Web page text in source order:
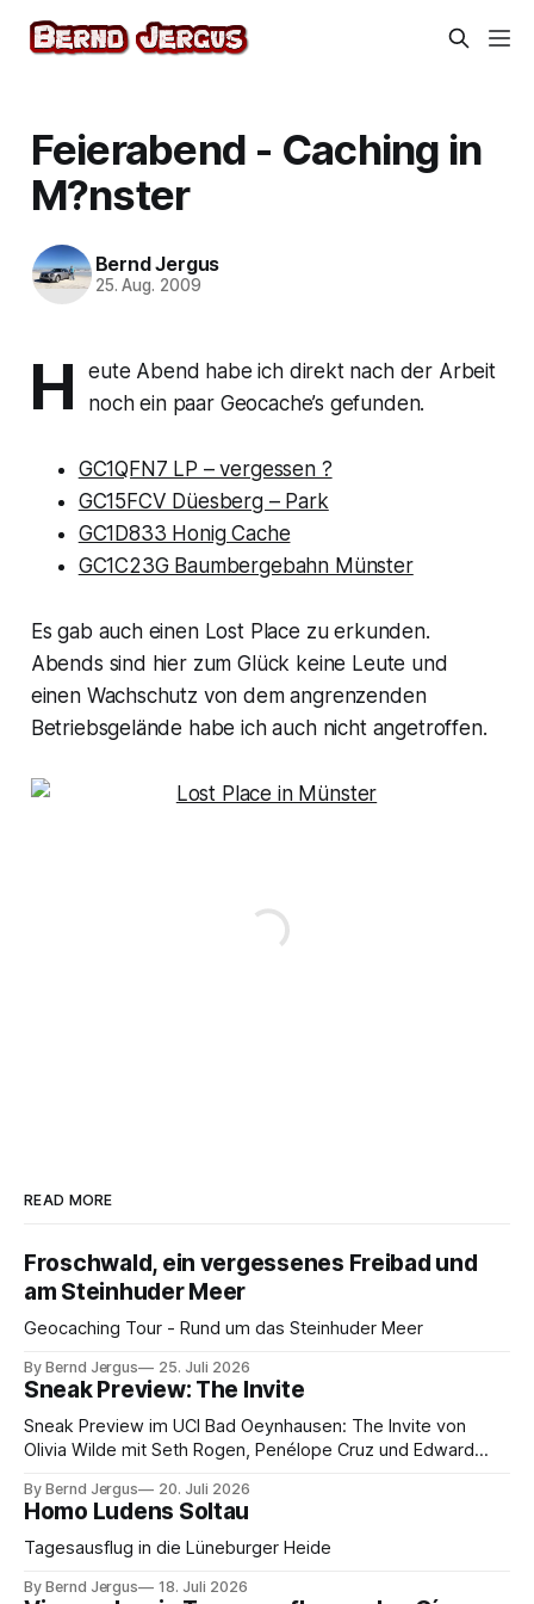
Feierabend - Caching in
M?nster
Bernd Jergus
25. Aug. 2009
H
eute Abend habe ich direkt nach der Arbeit
noch ein paar Geocache’s gefunden.
GC1QFN7 LP – vergessen ?
GC15FCV Düesberg – Park
GC1D833 Honig Cache
GC1C23G Baumbergebahn Münster
Es gab auch einen Lost Place zu erkunden.
Abends sind hier zum Glück keine Leute und
einen Wachschutz von dem angrenzenden
Betriebsgelände habe ich auch nicht angetroffen.
READ MORE
Froschwald, ein vergessenes Freibad und
am Steinhuder Meer
Geocaching Tour - Rund um das Steinhuder Meer
By Bernd Jergus 25. Juli 2026
Sneak Preview: The Invite
Sneak Preview im UCI Bad Oeynhausen: The Invite von
Olivia Wilde mit Seth Rogen, Penélope Cruz und Edward
By Bernd Jergus 20. Juli 2026
Homo Ludens Soltau
Tagesausflug in die Lüneburger Heide
By Bernd Jergus 18. Juli 2026